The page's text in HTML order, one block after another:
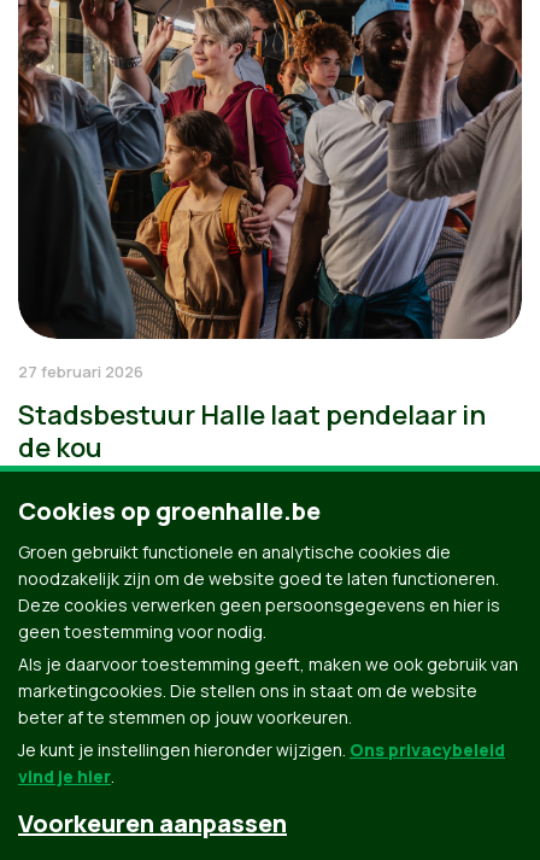
27 februari 2026
Stadsbestuur Halle laat pendelaar in
de kou
Groen.be
Cookies op groenhalle.be
Groen gebruikt functionele en analytische cookies die
noodzakelijk zijn om de website goed te laten functioneren.
Deze cookies verwerken geen persoonsgegevens en hier is
geen toestemming voor nodig.
Als je daarvoor toestemming geeft, maken we ook gebruik van
marketingcookies. Die stellen ons in staat om de website
beter af te stemmen op jouw voorkeuren.
Je kunt je instellingen hieronder wijzigen. Ons privacybeleid
vind je hier.
Voorkeuren aanpassen